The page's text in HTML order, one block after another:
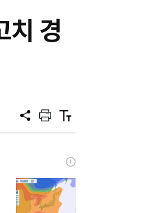
치 경
공
프
트
텍
트